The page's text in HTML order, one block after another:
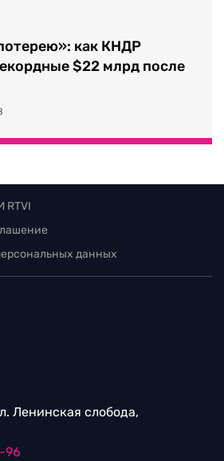
как КНДР
$22 млрд после
RTVI
данных
Ленинская слобода,
96